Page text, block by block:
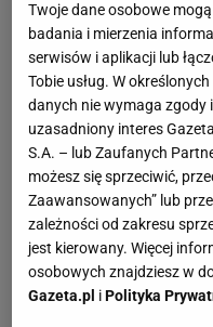
Twoje dane osobowe
badania i mierzenia
serwisów i aplikacji lub
Tobie usług. W
danych nie wymaga zgody
uzasadniony interes
S.A. – lub Zaufanych
możesz się sprzeciwić,
Zaawansowanych” lub
zależności od zakresu
jest kierowany. Więcej
osobowych znajdziesz w
Gazeta.pl i Polityka